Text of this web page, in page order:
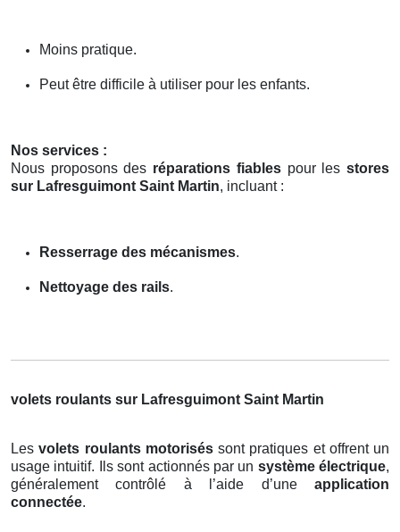
Moins pratique.
Peut être difficile à utiliser pour les enfants.
Nos services :
Nous proposons des réparations fiablespour lesstores
sur Lafresguimont Saint Martin, incluant :
Resserrage des mécanismes.
Nettoyage des rails.
volets roulants sur Lafresguimont Saint Martin
Lesvolets roulants motoriséssont pratiques et offrent un
usage intuitif. Ils sont actionnés par un système électrique,
généralement contrôlé à l’aide d’une application
connectée.